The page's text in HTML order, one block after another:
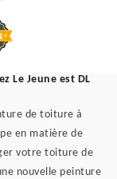
Le Jeune est DL
de toiture à
en matière de
votre toiture de
nouvelle peinture